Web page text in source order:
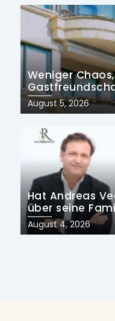
Weniger
Prozesse die
Posted
on
August 5, 2026
Hat Andreas
über seine
Posted
on
August 4, 2026